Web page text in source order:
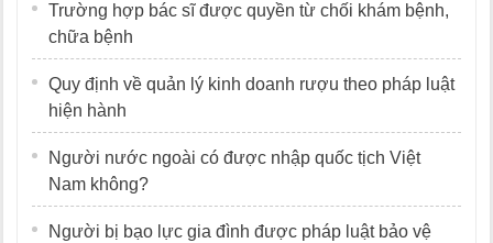
Trường hợp bác sĩ được quyền từ chối khám bệnh,
chữa bệnh
Quy định về quản lý kinh doanh rượu theo pháp luật
hiện hành
Người nước ngoài có được nhập quốc tịch Việt
Nam không?
Người bị bạo lực gia đình được pháp luật bảo vệ